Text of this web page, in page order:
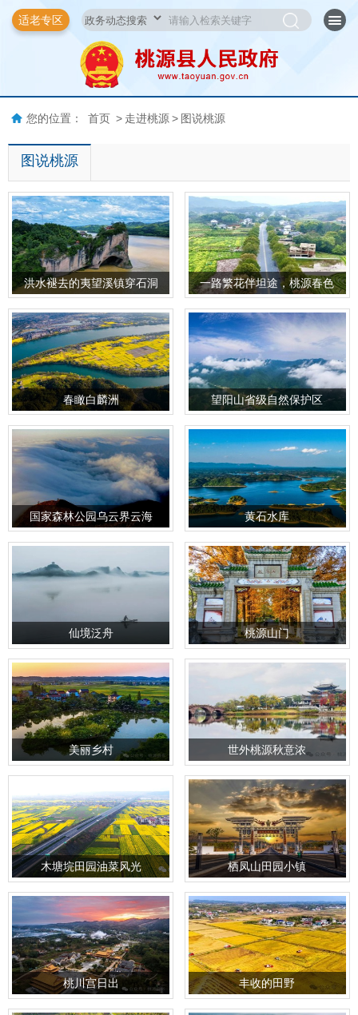
适老专区
您的位置： 首页 > 走进桃源 > 图说桃源
图说桃源
洪水褪去的夷望溪镇穿石洞
一路繁花伴坦途，桃源春色
入画来
春瞰白麟洲 望阳山省级自然保护区
国家森林公园乌云界云海 黄石水库
仙境泛舟 桃源山门
美丽乡村 世外桃源秋意浓
木塘垸田园油菜风光 栖凤山田园小镇
桃川宫日出 丰收的田野